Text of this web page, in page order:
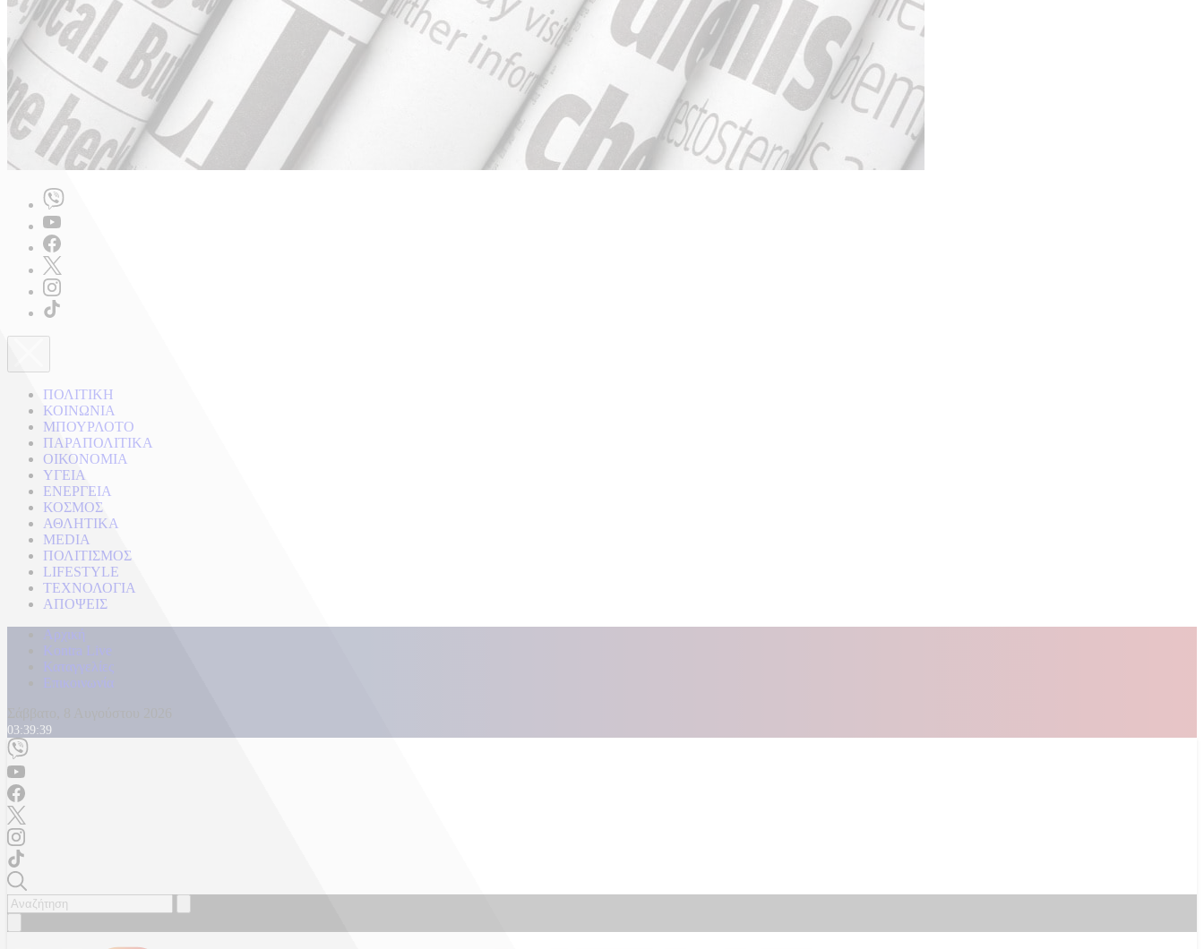
ΠΟΛΙΤΙΚΗ
ΚΟΙΝΩΝΙΑ
ΜΠΟΥΡΛΟΤΟ
ΠΑΡΑΠΟΛΙΤΙΚΑ
ΟΙΚΟΝΟΜΙΑ
ΥΓΕΙΑ
ΕΝΕΡΓΕΙΑ
ΚΟΣΜΟΣ
ΑΘΛΗΤΙΚΑ
MEDIA
ΠΟΛΙΤΙΣΜΟΣ
LIFESTYLE
ΤΕΧΝΟΛΟΓΙΑ
ΑΠΟΨΕΙΣ
Αρχική
Kontra Live
Καταγγελίες
Επικοινωνία
03:39:42